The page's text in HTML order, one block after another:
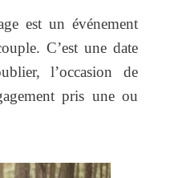
est un événement
C’est une date
l’occasion de
pris une ou